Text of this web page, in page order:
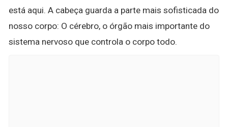
está aqui. A cabeça guarda a parte mais sofisticada do
nosso corpo: O cérebro, o órgão mais importante do
sistema nervoso que controla o corpo todo.